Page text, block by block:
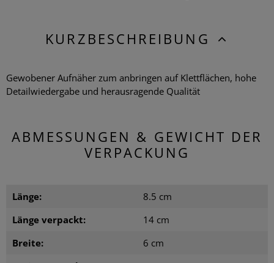
KURZBESCHREIBUNG
Gewobener Aufnäher zum anbringen auf Klettflächen, hohe
Detailwiedergabe und herausragende Qualität
ABMESSUNGEN & GEWICHT DER
VERPACKUNG
Länge:
8.5 cm
Länge verpackt:
14 cm
Breite:
6 cm